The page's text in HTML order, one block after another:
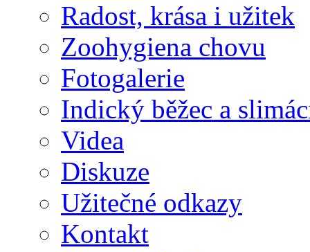
Radost, krása i užitek
Zoohygiena chovu
Fotogalerie
Indický běžec a
Videa
Diskuze
Užitečné odkazy
Kontakt